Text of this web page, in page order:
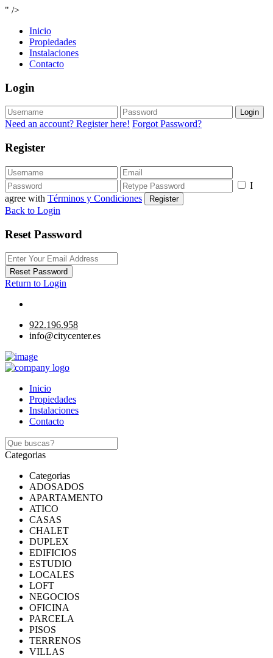
" />
Inicio
Propiedades
Instalaciones
Contacto
Login
Login
Need an account? Register here! Forgot Password?
Register
I
agree with Términos y Condiciones Register
Back to Login
Reset Password
Reset Password
Return to Login
922.196.958
info@citycenter.es
Inicio
Propiedades
Instalaciones
Contacto
Categorias
Categorias
ADOSADOS
APARTAMENTO
ATICO
CASAS
CHALET
DUPLEX
EDIFICIOS
ESTUDIO
LOCALES
LOFT
NEGOCIOS
OFICINA
PARCELA
PISOS
TERRENOS
VILLAS